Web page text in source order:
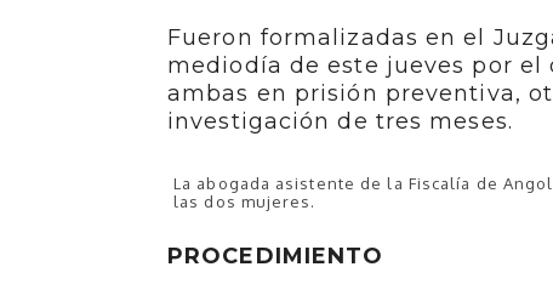
Fueron formalizadas en el
mediodía de este jueves por
ambas en prisión preventiva,
investigación de tres meses.
La abogada asistente de la Fiscalía de
las dos mujeres.
PROCEDIMIENTO